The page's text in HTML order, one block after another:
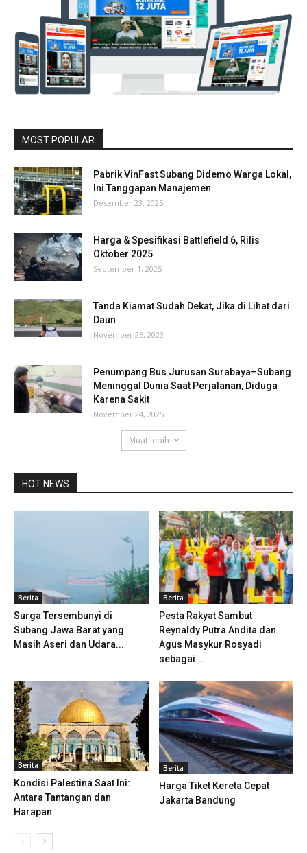
MOST POPULAR
Pabrik VinFast Subang Didemo Warga Lokal,
Ini Tanggapan Manajemen
Desember 23, 2025
Harga & Spesifikasi Battlefield 6, Rilis
Oktober 2025
September 1, 2025
Tanda Kiamat Sudah Dekat, Jika di Lihat dari
Daun
November 26, 2023
Penumpang Bus Jurusan Surabaya–Subang
Meninggal Dunia Saat Perjalanan, Diduga
Karena Sakit
November 24, 2025
Muat lebih
HOT NEWS
Berita
Surga Tersembunyi di
Subang Jawa Barat yang
Masih Aseri dan Udara...
Berita
Pesta Rakyat Sambut
Reynaldy Putra Andita dan
Agus Masykur Rosyadi
sebagai...
Berita
Kondisi Palestina Saat Ini:
Antara Tantangan dan
Harapan
Berita
Harga Tiket Kereta Cepat
Jakarta Bandung